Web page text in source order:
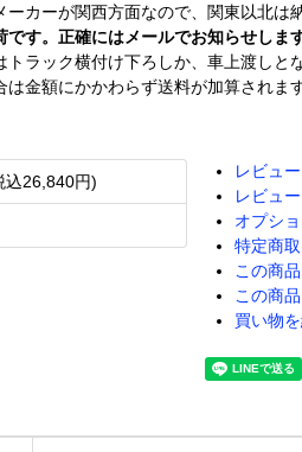
ーカーが関西方面なので、関東以北は
す。正確にはメールでお知らせしま
トラック横付け下ろしか、車上渡しと
金額にかかわらず送料が加算されま
込26,840円)
レビュ
レビュ
オプシ
特定商
この商
この商
買い物